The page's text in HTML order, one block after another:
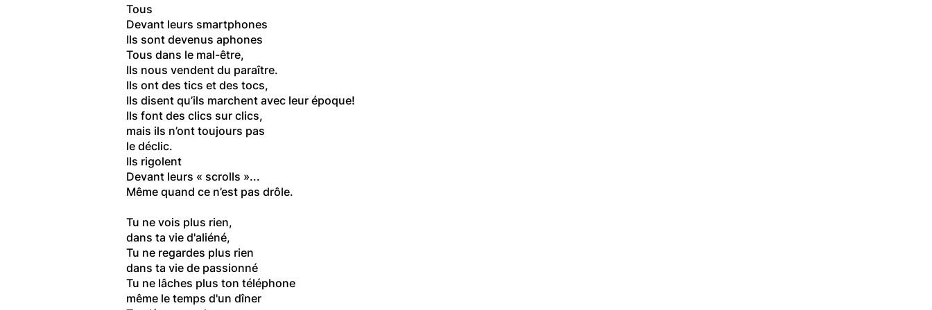
Tous
Devant leurs smartphones
Ils sont devenus aphones
Tous dans le mal-être,
Ils nous vendent du paraître.
Ils ont des tics et des tocs,
Ils disent qu’ils marchent avec leur époque!
Ils font des clics sur clics,
mais ils n’ont toujours pas
le déclic.
Ils rigolent
Devant leurs « scrolls »...
Même quand ce n’est pas drôle.
Tu ne vois plus rien,
dans ta vie d'aliéné,
Tu ne regardes plus rien
dans ta vie de passionné
Tu ne lâches plus ton téléphone
même le temps d'un dîner